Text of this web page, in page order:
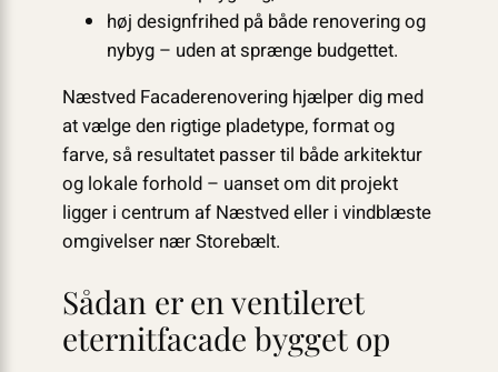
høj designfrihed på både renovering og
nybyg – uden at sprænge budgettet.
Næstved Facaderenovering hjælper dig med
at vælge den rigtige pladetype, format og
farve, så resultatet passer til både arkitektur
og lokale forhold – uanset om dit projekt
ligger i centrum af Næstved eller i vindblæste
omgivelser nær Storebælt.
Sådan er en ventileret
eternitfacade bygget op